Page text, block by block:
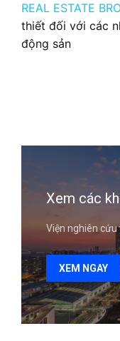
REAL ESTATE
thiết đối với các
động sản
Xem các
Viện nghiên
XEM NGAY